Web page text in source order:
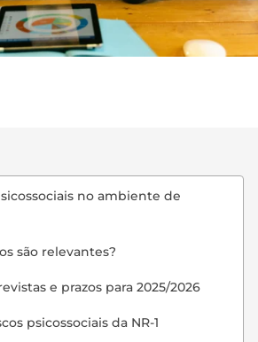
no ambiente de
são relevantes?
e prazos para 2025/2026
psicossociais da NR-1